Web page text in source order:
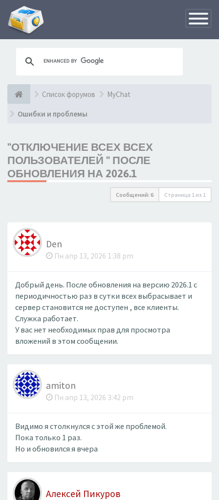
Список форумов MyChat
Ошибки и проблемы
"ОТКЛЮЧЕНИЕ ВСЕХ ВСЕХ
ПОЛЬЗОВАТЕЛЕЙ " ПОСЛЕ
ОБНОВЛЕНИЯ НА 2026.1
Сообщений: 6 Страница 1 из 1
Den
Пн апр 13, 2026 1:38 pm
Добрый день. После обновления на версию 2026.1 с
периодичностью раз в сутки всех выбрасывает и
сервер становится не доступен , все клиенты.
Служка работает.
У вас нет необходимых прав для просмотра
вложений в этом сообщении.
amiton
Пн апр 13, 2026 3:42 pm
Видимо я столкнулся с этой же проблемой.
Пока только 1 раз.
Но и обновился я вчера
Алексей Пикуров